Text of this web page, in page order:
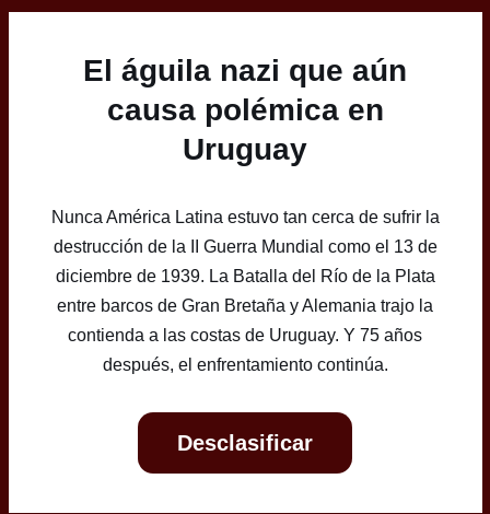
El águila nazi que aún
causa polémica en
Uruguay
Nunca América Latina estuvo tan cerca de sufrir la
destrucción de la II Guerra Mundial como el 13 de
diciembre de 1939. La Batalla del Río de la Plata
entre barcos de Gran Bretaña y Alemania trajo la
contienda a las costas de Uruguay. Y 75 años
después, el enfrentamiento continúa.
Desclasificar